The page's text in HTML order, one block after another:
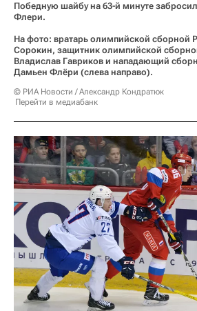
Победную шайбу на 63-й минуте
Флери.
На фото: вратарь олимпийской сборной
Сорокин, защитник олимпийской
Владислав Гавриков и нападающий
Дамьен Флёри (слева направо).
© РИА Новости / Александр Кондратюк
Перейти в медиабанк